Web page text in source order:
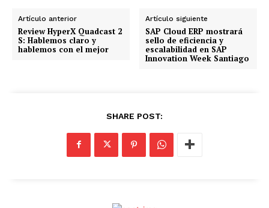
n
d
o
Artículo anterior
Review HyperX Quadcast 2
S: Hablemos claro y
hablemos con el mejor
Artículo siguiente
SAP Cloud ERP mostrará
sello de eficiencia y
escalabilidad en SAP
Innovation Week Santiago
SHARE POST: